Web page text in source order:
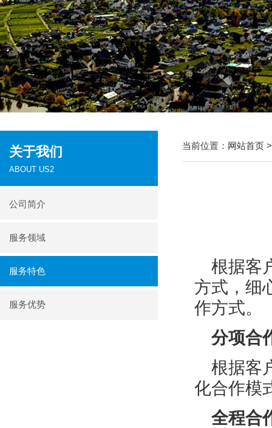
关于我们
ABOUT US2
公司简介
服务领域
服务特色
服务优势
当前位置： 网站首页
根据客
方式，细
作方式。
分项合
根据客
化合作模
全程合